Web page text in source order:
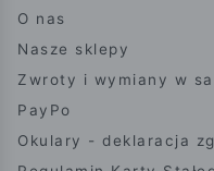
O nas
Nasze sklepy
Zwroty i wymiany w
PayPo
Okulary - deklaracja